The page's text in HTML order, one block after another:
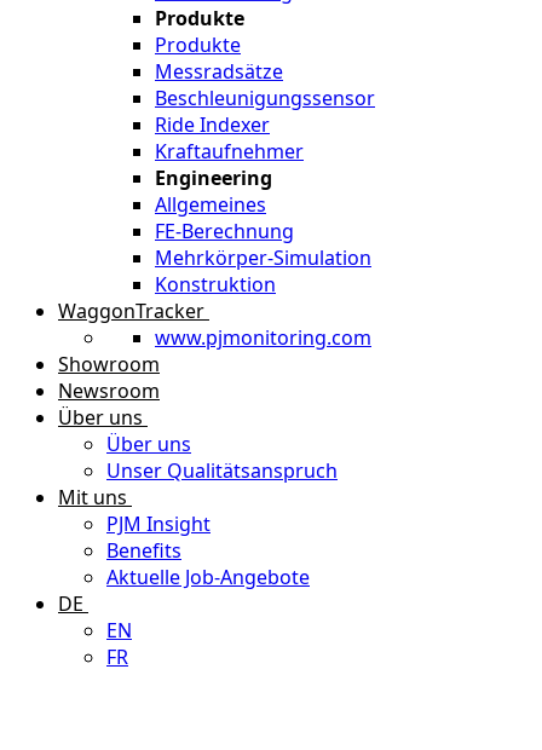
Produkte
Produkte
Messradsätze
Beschleunigungssensor
Ride Indexer
Kraftaufnehmer
Engineering
Allgemeines
FE-Berechnung
Mehrkörper-Simulation
Konstruktion
WaggonTracker
www.pjmonitoring.com
Showroom
Newsroom
Über uns
Über uns
Unser Qualitätsanspruch
Mit uns
PJM Insight
Benefits
Aktuelle Job-Angebote
DE
EN
FR